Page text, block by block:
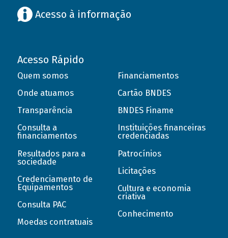
Acesso à informação
Acesso Rápido
Quem somos
Onde atuamos
Transparência
Consulta a
financiamentos
Resultados para a
sociedade
Credenciamento de
Equipamentos
Consulta PAC
Moedas contratuais
Financiamentos
Cartão BNDES
BNDES Finame
Instituições financeiras
credenciadas
Patrocínios
Licitações
Cultura e economia
criativa
Conhecimento